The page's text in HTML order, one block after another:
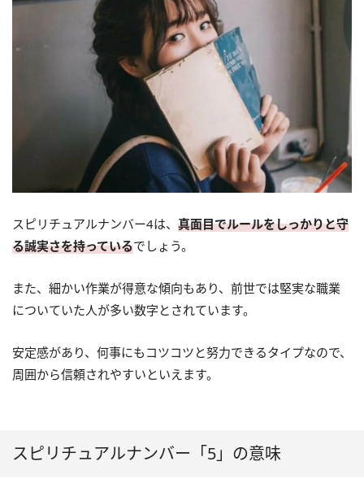
スピリチュアルナンバー4は、 真面目でルールをしっかりと守
る誠実さを持っているでしょう。
また、細かい作業が得意な傾向もあり、前世では堅実な職業
についていた人が多い数字とされています。
安定感があり、何事にもコツコツと努力できるタイプなので、
周囲から信頼されやすいといえます。
スピリチュアルナンバー「5」の意味